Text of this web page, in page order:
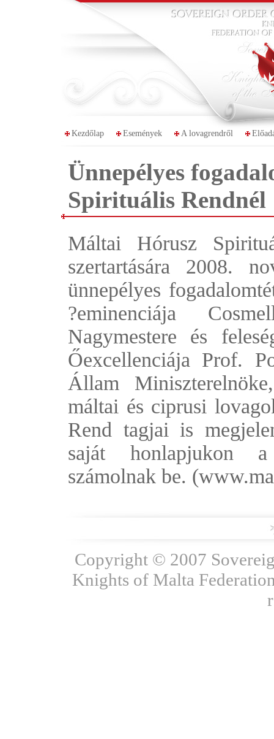
Kezdőlap Események A lovagrendről
Ünnepélyes
Spirituális Rendnél
Máltai Hórusz
szertartására 2008.
ünnepélyes
?eminenciája
Nagymestere és
Őexcellenciája Prof.
Állam
máltai és ciprusi
Rend tagjai is
saját honlapjukon a
számolnak be. (
Copyright © 2007
Knights of Malta